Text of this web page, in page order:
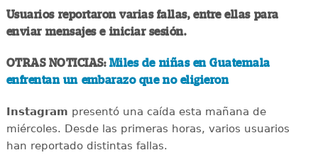
Usuarios reportaron varias fallas, entre ellas para
enviar mensajes e iniciar sesión.
OTRAS NOTICIAS: Miles de niñas en Guatemala
enfrentan un embarazo que no eligieron
Instagram presentó una caída esta mañana de
miércoles. Desde las primeras horas, varios usuarios
han reportado distintas fallas.